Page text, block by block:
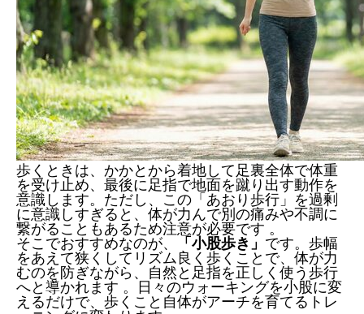
歩くときは、かかとから着地して足裏全体で体重
を受け止め、最後に足指で地面を蹴り出す動作を
意識します。ただし、この「あおり歩行」を過剰
に意識しすぎると、体が力んで別の痛みや不調に
繋がることもあるため注意が必要です 。
そこでおすすめなのが、
「小股歩き」 です。歩幅
をあえて狭くしてリズム良く歩くことで、体が力
むのを防ぎながら、自然と足指を正しく使う歩行
へと導かれます 。日々のウォーキングを小股に変
えるだけで、歩くこと自体がアーチを育てるトレ